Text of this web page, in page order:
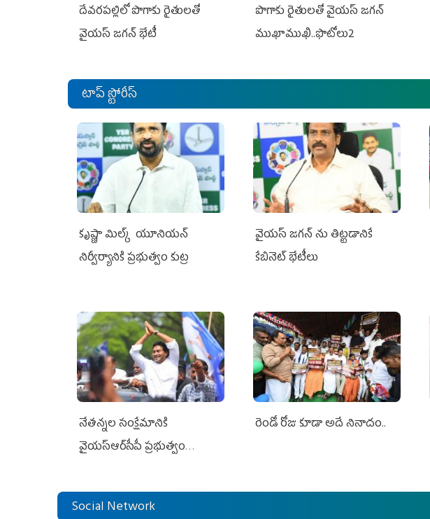
దేవరపల్లిలో పొగాకు రైతులతో
వైయస్ జగన్ భేటీ
పొగాకు రైతుల‌తో వైయ‌స్ జ‌గ‌న్
ముఖాముఖి..ఫొటోలు2
టాప్ స్టోరీస్
కృష్ణా మిల్క్‌ యూనియన్‌
నిర్వీర్యానికి ప్రభుత్వం కుట్ర
వైయ‌స్ జగన్‌ ను తిట్టడానికే
కేబినెట్‌ భేటీలు
నేతన్నల సంక్షేమానికి
వైయ‌స్ఆర్‌సీపీ ప్రభుత్వం
రెండో రోజు కూడా అదే నినాదం..
Social Network